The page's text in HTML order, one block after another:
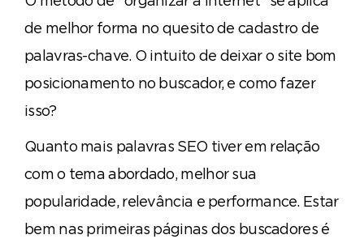
de melhor forma no quesito de cadastro de
palavras-chave. O intuito de deixar o site bom
posicionamento no buscador, e como fazer
isso?
Quanto mais palavras SEO tiver em relação
com o tema abordado, melhor sua
popularidade, relevância e performance. Estar
bem nas primeiras páginas dos buscadores é